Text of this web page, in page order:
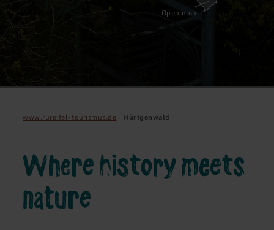
Open map
www.rureifel-tourismus.de Hürtgenwald
Where history meets
nature